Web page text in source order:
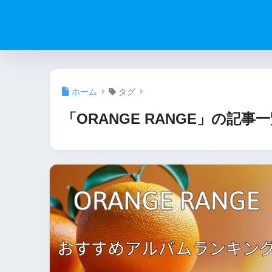
ホーム タグ
「ORANGE RANGE」の記事